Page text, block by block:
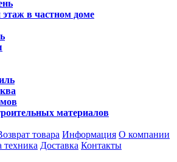
в частном доме
материалов
товара Информация О компании
Доставка Контакты